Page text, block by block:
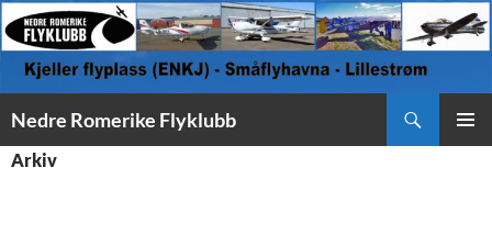
Nedre Romerike Flyklubb
TIL
Arkiv